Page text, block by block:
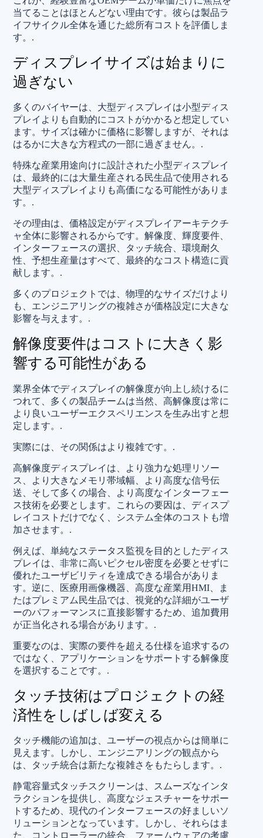
当てることはほとんどない理由です。彼らは製品ラ
イフサイクル全体を通じた総所有コストを評価しま
す。.
ディスプレイサイズは始まりに
過ぎない
多くのバイヤーは、大型ディスプレイは小型ディス
プレイよりも自動的にコストがかかると想定してい
ます。サイズは確かに価格に影響しますが、それは
はるかに大きな方程式の一部に過ぎません。.
特殊な産業用途向けに設計された小型ディスプレイ
は、最終的には大量生産される民生品で使用される
大型ディスプレイよりも高価になる可能性がありま
す。.
その理由は、価格設定がディスプレイアーキテクチ
ャ全体に影響されるからです。解像度、輝度要件、
インターフェースの選択、タッチ統合、環境耐久
性、予想生産量はすべて、最終的なコスト構造に貢
献します。.
多くのプロジェクトでは、物理的なサイズだけより
も、エンジニアリングの複雑さが価格設定に大きな
影響を与えます。.
解像度要件はコストに大きく影
響する可能性がある
業界全体でディスプレイの解像度が向上し続けるに
つれて、多くの製品チームは当然、高解像度は常に
より良いユーザーエクスペリエンスを生み出すと想
定します。.
実際には、その関係はより複雑です。.
高解像度ディスプレイは、より強力な処理リソー
ス、より大きなメモリ帯域幅、より高度な信号伝
送、そして多くの場合、より高度なインターフェー
ス技術を必要とします。これらの要因は、ディスプ
レイコストだけでなく、システム全体のコストも増
加させます。.
例えば、単純なステータス監視を目的としたディス
プレイは、非常に高いピクセル密度を必要とせずに
優れたユーザビリティを達成できる場合がありま
す。逆に、医療用画像機器、高度な産業用HMI、ま
たはプレミアム民生品では、視覚的な詳細がユーザ
ーのパフォーマンスに直接影響するため、追加費用
が正当化される場合があります。.
重要なのは、実際の要件を超える仕様を追求するの
ではなく、アプリケーションをサポートする解像度
を選択することです。.
タッチ技術はプロジェクトの経
済性をしばしば変える
タッチ機能の追加は、ユーザーの視点からは簡単に
見えます。しかし、エンジニアリングの観点から
は、タッチ統合は新たな複雑さをもたらします。.
静電容量式タッチスクリーンは、スムーズなインタ
ラクションを提供し、高度なジェスチャーをサポー
トするため、現代のインターフェースの好ましいソ
リューションとなっています。しかし、それらはま
た、コントローラーの統合、ファームウェアの考慮